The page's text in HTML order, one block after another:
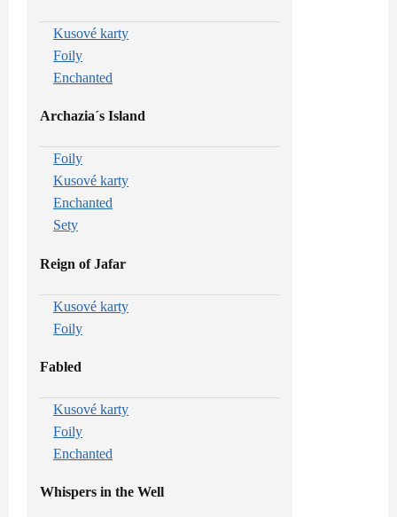
Kusové karty
Foily
Enchanted
Archazia´s Island
Foily
Kusové karty
Enchanted
Sety
Reign of Jafar
Kusové karty
Foily
Fabled
Kusové karty
Foily
Enchanted
Whispers in the Well